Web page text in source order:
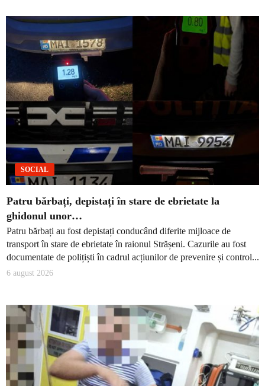
SOCIAL
Patru bărbați, depistați în stare de ebrietate la
ghidonul unor…
Patru bărbați au fost depistați conducând diferite mijloace de
transport în stare de ebrietate în raionul Strășeni. Cazurile au fost
documentate de polițiști în cadrul acțiunilor de prevenire și control...
6 august 2026